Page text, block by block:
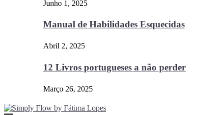
Junho 1, 2025
Manual de Habilidades Esquecidas
Abril 2, 2025
12 Livros portugueses a não perder
Março 26, 2025